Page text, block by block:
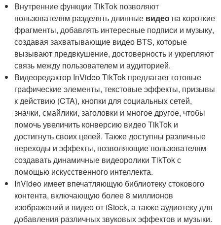
Внутренние функции TikTok позволяют
пользователям разделять длинные видео на короткие
фрагменты, добавлять интересные подписи и музыку,
создавая захватывающие видео BTS, которые
вызывают предвкушение, достоверность и укрепляют
связь между пользователем и аудиторией.
Видеоредактор InVideo TikTok предлагает готовые
графические элементы, текстовые эффекты, призывы
к действию (CTA), кнопки для социальных сетей,
значки, смайлики, заголовки и многое другое, чтобы
помочь увеличить конверсию видео TikTok и
достигнуть своих целей. Также доступны различные
переходы и эффекты, позволяющие пользователям
создавать динамичные видеоролики TikTok с
помощью искусственного интеллекта.
InVideo имеет впечатляющую библиотеку стокового
контента, включающую более 8 миллионов
изображений и видео от iStock, а также аудиотеку для
добавления различных звуковых эффектов и музыки.